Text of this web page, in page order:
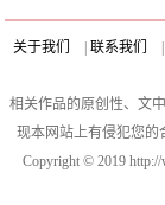
关于我们 联系我们
相关作品的原创性、文
现本网站上有侵犯您的
Copyright © 2019